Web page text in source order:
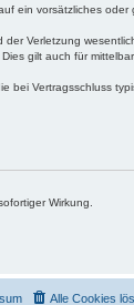
ein vorsätzliches oder
Verletzung
gilt auch für
bei Vertragsschluss
Wirkung.
Alle Cookies